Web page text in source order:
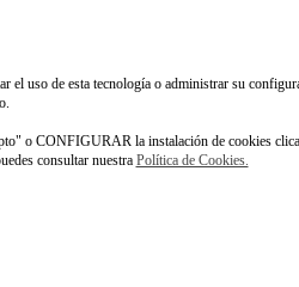
el uso de esta tecnología o administrar su
o CONFIGURAR la instalación de cookies
consultar nuestra Política de Cookies.